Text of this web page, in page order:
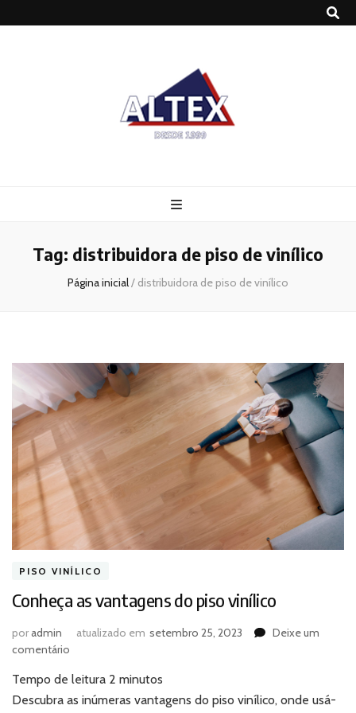
Tag: distribuidora de piso de vinílico
Página inicial/ distribuidora de piso de vinílico
PISO VINÍLICO
Conheça as vantagens do piso vinílico
poradmin atualizado em setembro 25, 2023
Deixe um
comentário
as
vantagens
Tempo de leitura 2 minutos
Descubra as inúmeras vantagens do piso vinílico, onde usá-